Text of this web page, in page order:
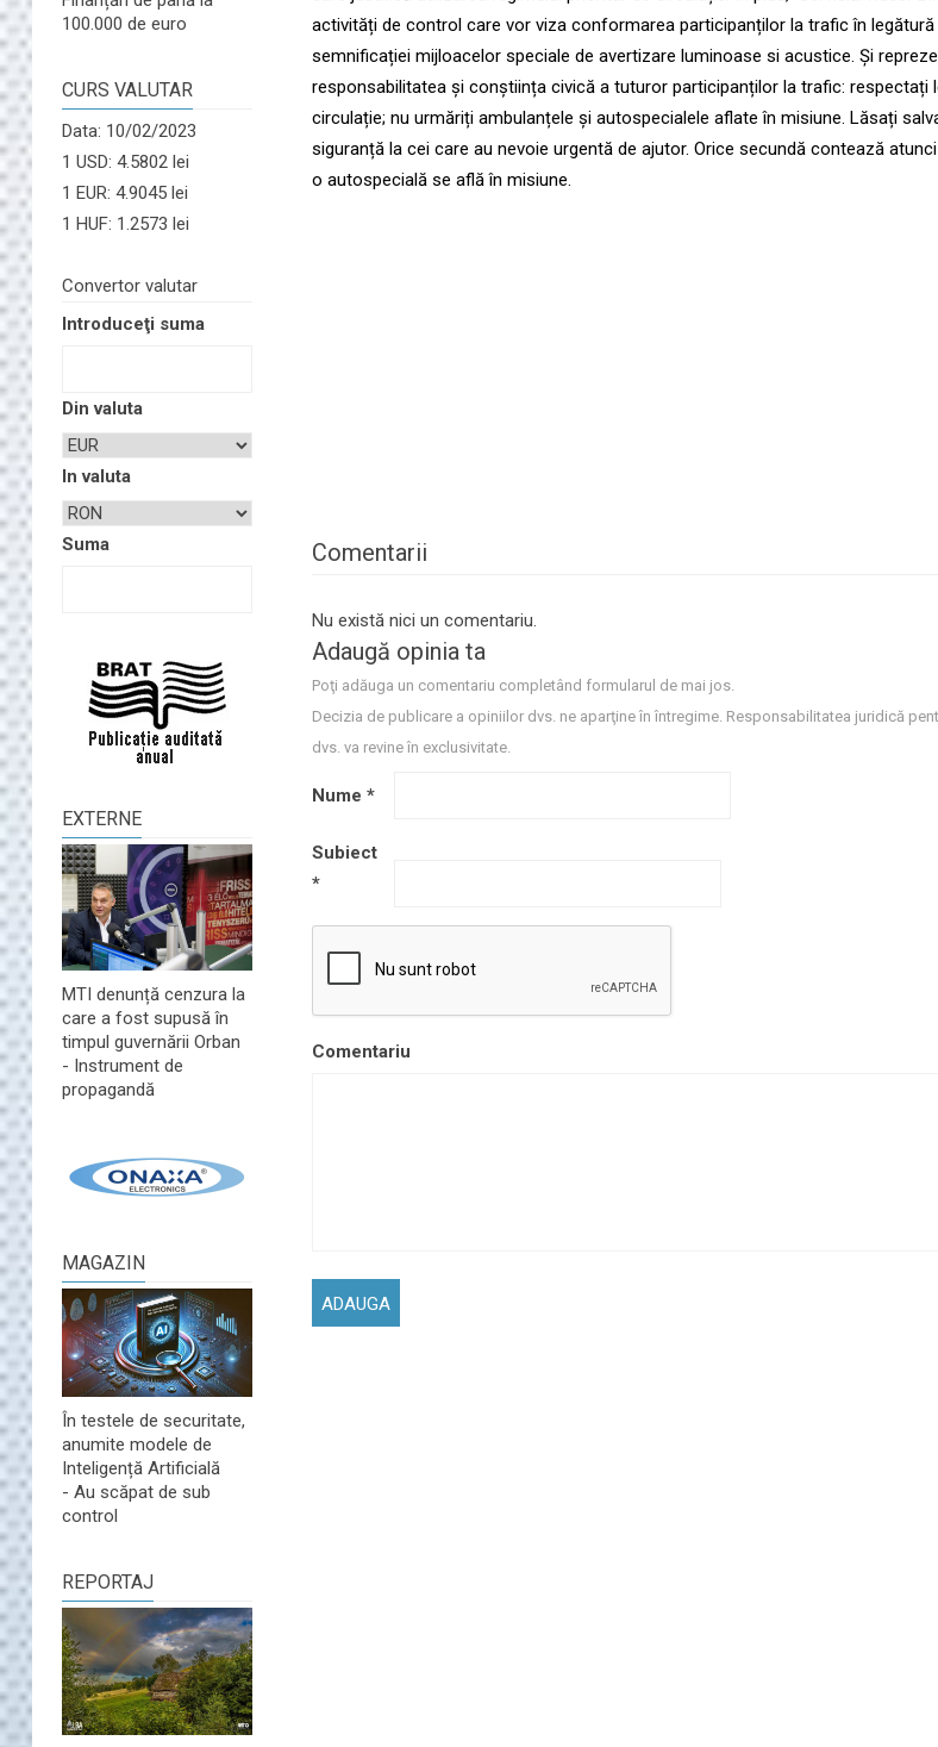
100.000 de euro
CURS VALUTAR
Data: 10/02/2023
1 USD: 4.5802 lei
1 EUR: 4.9045 lei
1 HUF: 1.2573 lei
Convertor valutar
Introduceţi suma
Din valuta
In valuta
Suma
EXTERNE
MTI denunță cenzura la
care a fost supusă în
timpul guvernării Orban
- Instrument de
propagandă
MAGAZIN
În testele de securitate,
anumite modele de
Inteligență Artificială
- Au scăpat de sub
control
REPORTAJ
activități de control care vor viza conformarea participanților la trafic în
semnificației mijloacelor speciale de avertizare luminoase si acustice. Și
responsabilitatea și conștiința civică a tuturor participanților la trafic: respectați
circulație; nu urmăriți ambulanțele și autospecialele aflate în misiune. Lăsați
siguranță la cei care au nevoie urgentă de ajutor. Orice secundă contează
o autospecială se află în misiune.
Comentarii
Nu există nici un comentariu.
Adaugă opinia ta
Poţi adăuga un comentariu completând formularul de mai jos.
Decizia de publicare a opiniilor dvs. ne aparţine în întregime. Responsabilitatea juridică
dvs. va revine în exclusivitate.
Nume *
Subiect
*
Comentariu